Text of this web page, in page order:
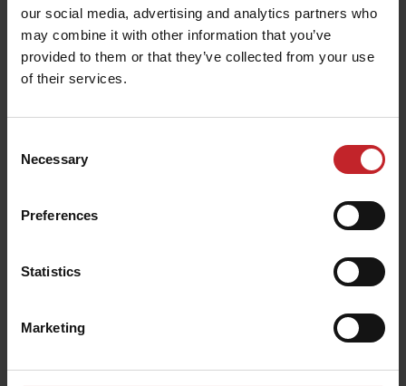
our social media, advertising and analytics partners who
may combine it with other information that you’ve
provided to them or that they’ve collected from your use
of their services.
Selection
Necessary
Preferences
Statistics
Marketing
Zavlačovací prst Marathon
Průměr:12 mm
Rozteč prstů:125 mm
Carrier 925-1225, Carrier XL 425-725, Carrier XL
925-1225, Carrier XT 425-625 Mounted, Carrier XT
425-625 Trailed, NZ Aggressive, NZ Extreme, NZ
Mounted, Rapid 300-400C/S, Rapid A 600-800C,
Rapid A 400-800S, Spirit 400-900C, Spirit 400-900S,
Spirit R 300S, Swift
Zavlačovací prst Marathon